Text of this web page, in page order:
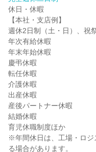
休日・休暇
【本社・支店例】
週休2日制（土・日）、祝
年次有給休暇
年末年始休暇
慶弔休暇
転任休暇
介護休暇
出産休暇
産後パートナー休暇
結婚休暇
育児休職制度ほか
※年間休日は、工場・ロジ
る場合があります。